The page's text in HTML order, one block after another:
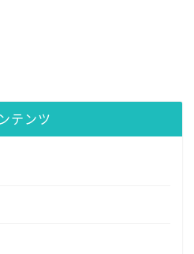
テンツ